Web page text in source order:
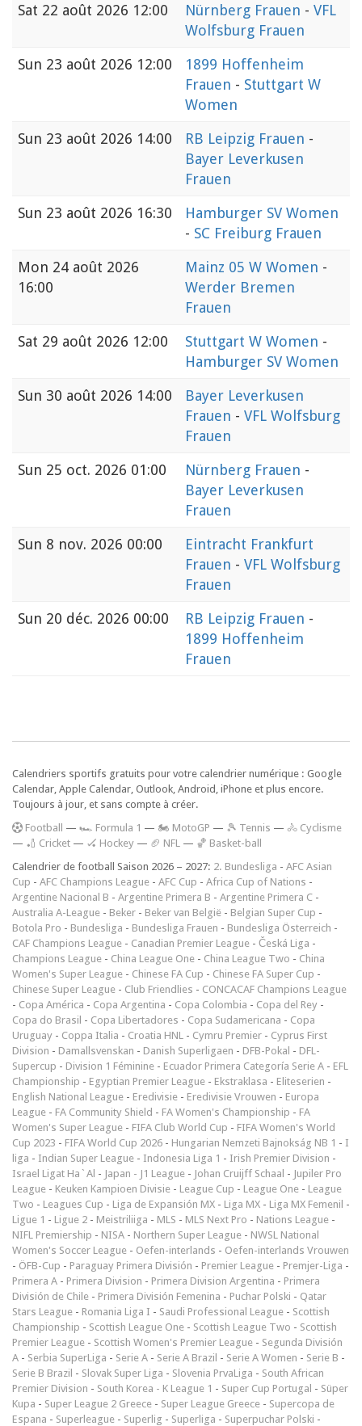
Sat 22 août 2026 12:00 Nürnberg Frauen - VFL
Wolfsburg Frauen
Sun 23 août 2026 12:00
1899 Hoffenheim
Frauen - Stuttgart W
Women
Sun 23 août 2026 14:00 RB Leipzig Frauen -
Bayer Leverkusen
Frauen
Sun 23 août 2026 16:30
Hamburger SV Women
- SC Freiburg Frauen
Mon 24 août 2026
16:00
Mainz 05 W Women -
Werder Bremen
Frauen
Sat 29 août 2026 12:00 Stuttgart W Women -
Hamburger SV Women
Sun 30 août 2026 14:00
Bayer Leverkusen
Frauen - VFL Wolfsburg
Frauen
Sun 25 oct. 2026 01:00 Nürnberg Frauen -
Bayer Leverkusen
Frauen
Sun 8 nov. 2026 00:00
Eintracht Frankfurt
Frauen - VFL Wolfsburg
Frauen
Sun 20 déc. 2026 00:00 RB Leipzig Frauen -
1899 Hoffenheim
Frauen
Calendriers sportifs gratuits pour votre calendrier numérique : Google
Calendar, Apple Calendar, Outlook, Android, iPhone et plus encore.
Toujours à jour, et sans compte à créer.
Football — 🏎️ Formula 1 — 🏍 MotoGP — 🎾 Tennis — 🚴 Cyclisme
— 🏏 Cricket — 🏑 Hockey — 🏈 NFL — 🏀 Basket-ball
Calendrier de football Saison 2026 – 2027: 2. Bundesliga - AFC Asian
Cup - AFC Champions League - AFC Cup - Africa Cup of Nations -
Argentine Nacional B - Argentine Primera B - Argentine Primera C -
Australia A-League - Beker - Beker van België - Belgian Super Cup -
Botola Pro - Bundesliga - Bundesliga Frauen - Bundesliga Österreich -
CAF Champions League - Canadian Premier League - Česká Liga -
Champions League - China League One - China League Two - China
Women's Super League - Chinese FA Cup - Chinese FA Super Cup -
Chinese Super League - Club Friendlies - CONCACAF Champions League
- Copa América - Copa Argentina - Copa Colombia - Copa del Rey -
Copa do Brasil - Copa Libertadores - Copa Sudamericana - Copa
Uruguay - Coppa Italia - Croatia HNL - Cymru Premier - Cyprus First
Division - Damallsvenskan - Danish Superligaen - DFB-Pokal - DFL-
Supercup - Division 1 Féminine - Ecuador Primera Categoría Serie A - EFL
Championship - Egyptian Premier League - Ekstraklasa - Eliteserien -
English National League - Eredivisie - Eredivisie Vrouwen - Europa
League - FA Community Shield - FA Women's Championship - FA
Women's Super League - FIFA Club World Cup - FIFA Women's World
Cup 2023 - FIFA World Cup 2026 - Hungarian Nemzeti Bajnokság NB 1 - I
liga - Indian Super League - Indonesia Liga 1 - Irish Premier Division -
Israel Ligat Ha`Al - Japan - J1 League - Johan Cruijff Schaal - Jupiler Pro
League - Keuken Kampioen Divisie - League Cup - League One - League
Two - Leagues Cup - Liga de Expansión MX - Liga MX - Liga MX Femenil -
Ligue 1 - Ligue 2 - Meistriliiga - MLS - MLS Next Pro - Nations League -
NIFL Premiership - NISA - Northern Super League - NWSL National
Women's Soccer League - Oefen-interlands - Oefen-interlands Vrouwen
- ÖFB-Cup - Paraguay Primera División - Premier League - Premjer-Liga -
Primera A - Primera Division - Primera Division Argentina - Primera
División de Chile - Primera División Femenina - Puchar Polski - Qatar
Stars League - Romania Liga I - Saudi Professional League - Scottish
Championship - Scottish League One - Scottish League Two - Scottish
Premier League - Scottish Women's Premier League - Segunda División
A - Serbia SuperLiga - Serie A - Serie A Brazil - Serie A Women - Serie B -
Serie B Brazil - Slovak Super Liga - Slovenia PrvaLiga - South African
Premier Division - South Korea - K League 1 - Super Cup Portugal - Süper
Kupa - Super League 2 Greece - Super League Greece - Supercopa de
Espana - Superleague - Superlig - Superliga - Superpuchar Polski -